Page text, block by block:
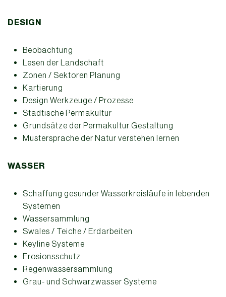
DESIGN
Beobachtung
Lesen der Landschaft
Zonen / Sektoren Planung
Kartierung
Design Werkzeuge / Prozesse
Städtische Permakultur
Grundsätze der Permakultur Gestaltung
Mustersprache der Natur verstehen lernen
WASSER
Schaffung gesunder Wasserkreisläufe in lebenden
Systemen
Wassersammlung
Swales / Teiche / Erdarbeiten
Keyline Systeme
Erosionsschutz
Regenwassersammlung
Grau- und Schwarzwasser Systeme